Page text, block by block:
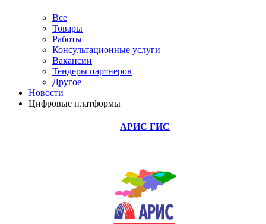
Все
Товары
Работы
Консультационные услуги
Вакансии
Тендеры партнеров
Другое
Новости
Цифровые платформы
АРИС ГИС